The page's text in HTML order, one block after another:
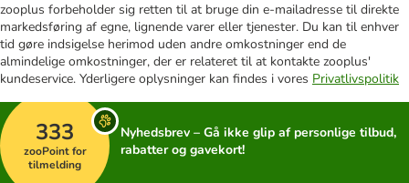
zooplus forbeholder sig retten til at bruge din e-mailadresse til direkte
markedsføring af egne, lignende varer eller tjenester. Du kan til enhver
tid gøre indsigelse herimod uden andre omkostninger end de
almindelige omkostninger, der er relateret til at kontakte zooplus'
kundeservice. Yderligere oplysninger kan findes i vores Privatlivspolitik
333
zooPoint for
tilmelding
Nyhedsbrev – Gå ikke glip af personlige tilbud,
rabatter og gavekort!